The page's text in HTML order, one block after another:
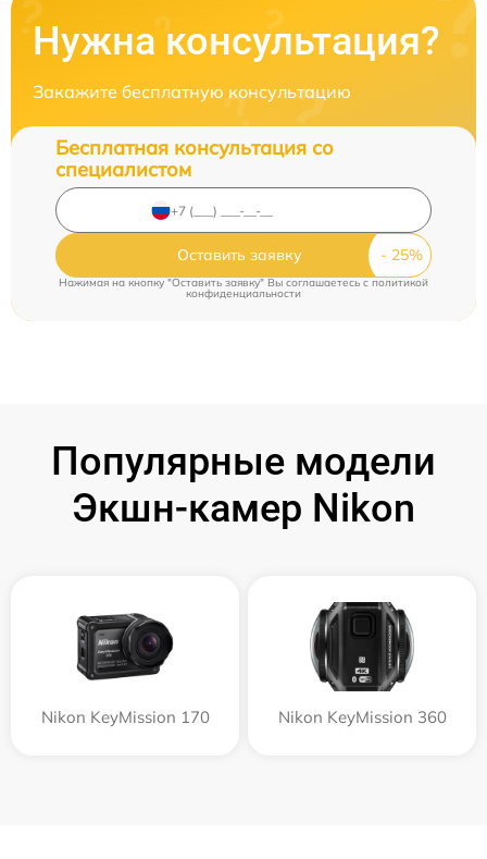
Нужна консультация?
Закажите бесплатную консультацию
Бесплатная консультация со
специалистом
Оставить заявку
Нажимая на кнопку "Оставить заявку" Вы соглашаетесь cполитикой
конфиденциальности
Популярные модели
Экшн-камер Nikon
Nikon KeyMission 170 Nikon KeyMission 360